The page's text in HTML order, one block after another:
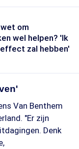
om
wel helpen? 'Ik
zal hebben'
Van Benthem
"Er zijn
Denk